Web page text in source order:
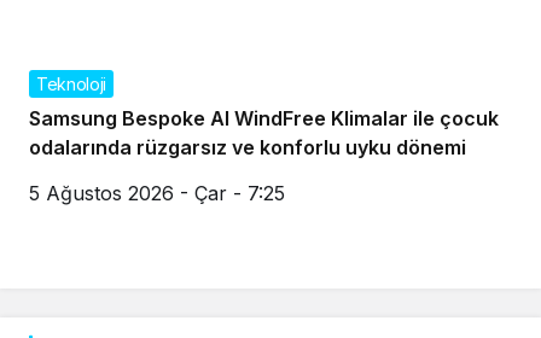
Teknoloji
Samsung Bespoke AI WindFree Klimalar ile çocuk
odalarında rüzgarsız ve konforlu uyku dönemi
5 Ağustos 2026 - Çar - 7:25